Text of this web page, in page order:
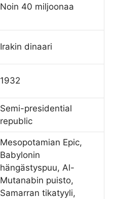
Noin 40 miljoonaa
Irakin dinaari
1932
Semi-presidential
republic
Mesopotamian Epic,
Babylonin
hängästyspuu, Al-
Mutanabin puisto,
Samarran tikatyyli,